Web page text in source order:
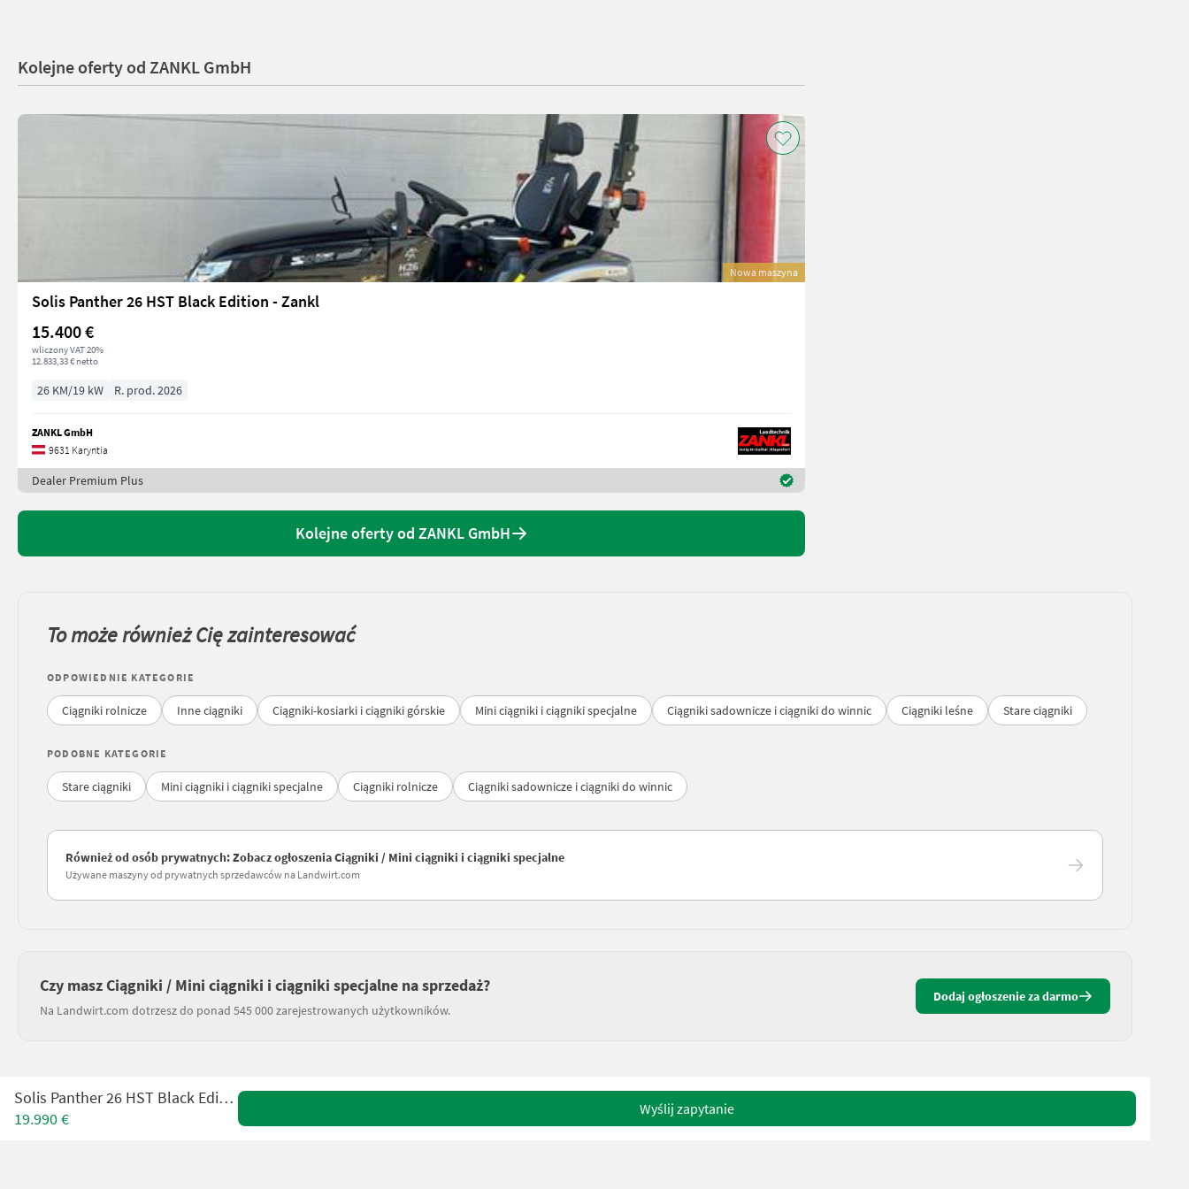
Kolejne oferty od ZANKL GmbH
Nowa maszyna
Solis Panther 26 HST Black Edition - Zankl
15.400 €
wliczony VAT 20%
12.833,33 € netto
26 KM/19 kW R. prod. 2026
ZANKL GmbH
9631 Karyntia
Dealer Premium Plus
Kolejne oferty od ZANKL GmbH
To może również Cię zainteresować
ODPOWIEDNIE KATEGORIE
Ciągniki rolnicze Inne ciągniki Ciągniki-kosiarki i ciągniki górskie Mini ciągniki i ciągniki specjalne Ciągniki sadownicze i ciągniki do winnic Ciągniki leśne Stare ciągniki
PODOBNE KATEGORIE
Stare ciągniki Mini ciągniki i ciągniki specjalne Ciągniki rolnicze Ciągniki sadownicze i ciągniki do winnic
Również od osób prywatnych: Zobacz ogłoszenia Ciągniki / Mini ciągniki i ciągniki specjalne
Używane maszyny od prywatnych sprzedawców na Landwirt.com
Czy masz Ciągniki / Mini ciągniki i ciągniki specjalne na sprzedaż?
Na Landwirt.com dotrzesz do ponad 545 000 zarejestrowanych użytkowników.
Dodaj ogłoszenie za darmo
Solis Panther 26 HST Black Edition - Zankl
19.990 €
Wyślij zapytanie